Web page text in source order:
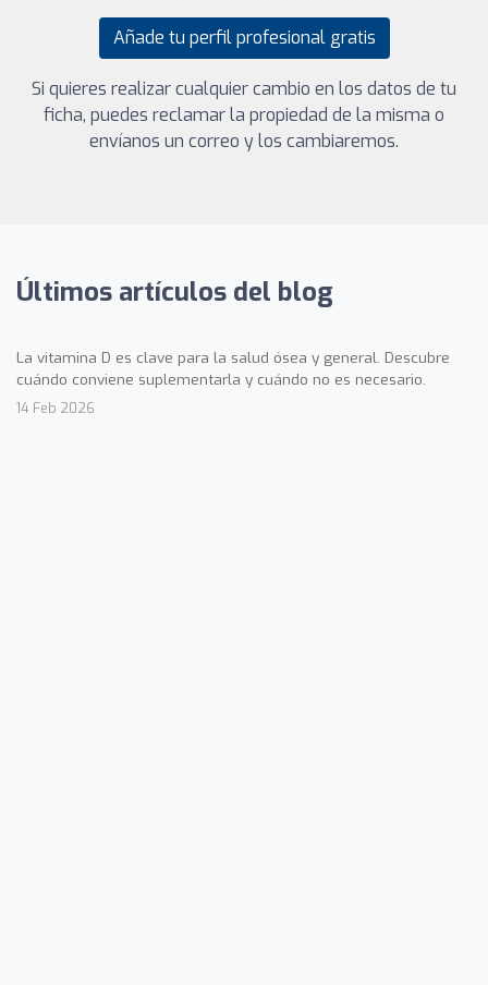
Añade tu perfil profesional gratis
Si quieres realizar cualquier cambio en los datos de tu
ficha, puedes reclamar la propiedad de la misma o
envíanos un correo y los cambiaremos.
Últimos artículos del blog
La vitamina D es clave para la salud ósea y general. Descubre
cuándo conviene suplementarla y cuándo no es necesario.
14 Feb 2026